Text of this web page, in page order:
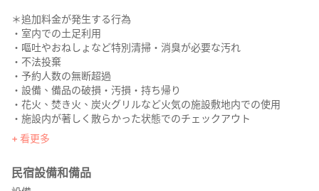
＊追加料金が発生する行為
・室内での土足利用
・嘔吐やおねしょなど特別清掃・消臭が必要な汚れ
・不法投棄
・予約人数の無断超過
・設備、備品の破損・汚損・持ち帰り
・花火、焚き火、炭火グリルなど火気の施設敷地内での使用
・施設内が著しく散らかった状態でのチェックアウト
・性風俗サービスの利用
・その他施設、近隣へ迷惑となる行為
め、何卒ご協力をお願いします。
看更多
民宿設備和備品